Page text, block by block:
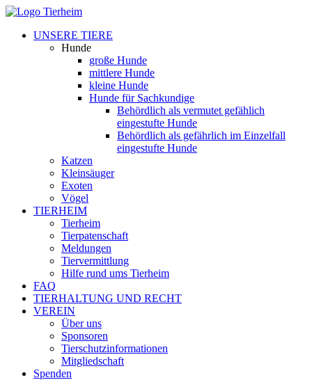
UNSERE TIERE
Hunde
große Hunde
mittlere Hunde
kleine Hunde
Hunde für Sachkundige
Behördlich als vermutet gefählich
eingestufte Hunde
Behördlich als gefährlich im Einzelfall
eingestufte Hunde
Katzen
Kleinsäuger
Exoten
Vögel
TIERHEIM
Tierheim
Tierpatenschaft
Meldungen
Tiervermittlung
Hilfe rund ums Tierheim
FAQ
TIERHALTUNG UND RECHT
VEREIN
Über uns
Sponsoren
Tierschutzinformationen
Mitgliedschaft
Spenden